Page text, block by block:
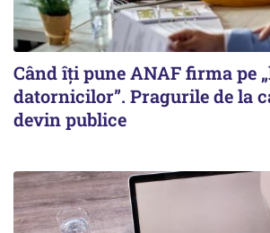
Când îți pune ANAF firma pe
datornicilor”. Pragurile de la
devin publice